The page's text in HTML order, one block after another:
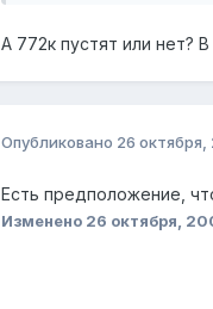
А 772к пустят или нет?
Опубликовано 26
Есть предположение,
Изменено 26 октября,